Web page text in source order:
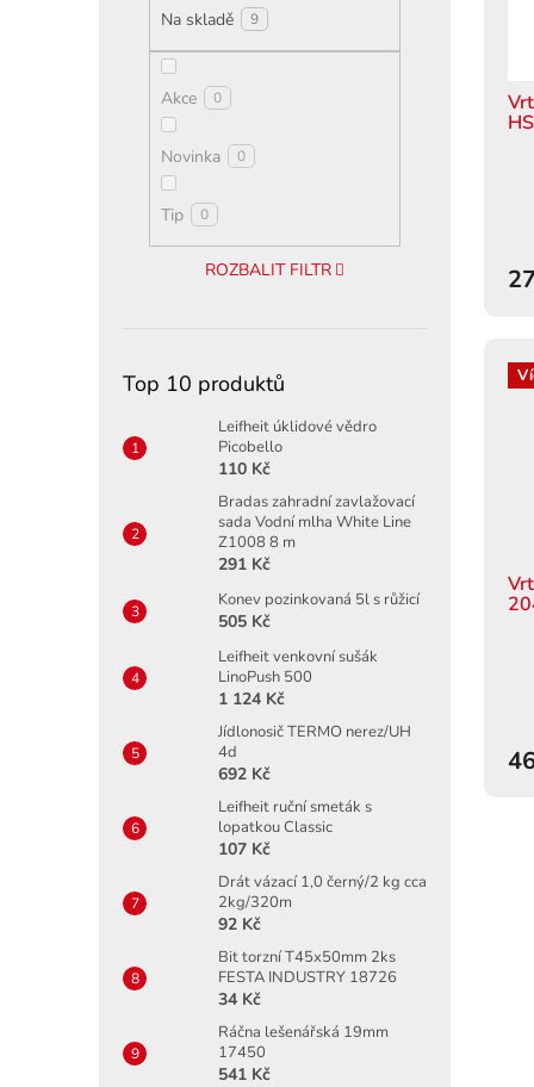
Na skladě 9
Akce 0
Novinka 0
Tip 0
ROZBALIT FILTR
Top 10 produktů
Leifheit úklidové vědro
Picobello
110 Kč
Bradas zahradní zavlažovací
sada Vodní mlha White Line
Z1008 8 m
291 Kč
Konev pozinkovaná 5l s růžicí
505 Kč
Leifheit venkovní sušák
LinoPush 500
1 124 Kč
Jídlonosič TERMO nerez/UH
4d
692 Kč
Leifheit ruční smeták s
lopatkou Classic
107 Kč
Drát vázací 1,0 černý/2 kg cca
2kg/320m
92 Kč
Bit torzní T45x50mm 2ks
FESTA INDUSTRY 18726
34 Kč
Ráčna lešenářská 19mm
17450
541 Kč